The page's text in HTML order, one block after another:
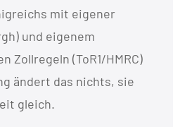
mit eigener
und eigenem
Zollregeln (ToR1/HMRC)
ändert das nichts, sie
gleich.